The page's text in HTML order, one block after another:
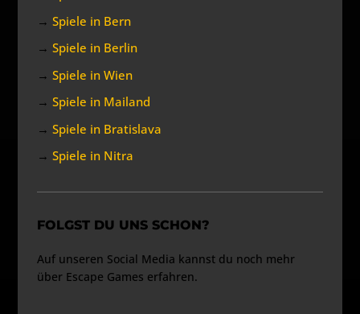
→Spiele in Bern
→Spiele in Berlin
→Spiele in Wien
→Spiele in Mailand
→Spiele in Bratislava
→Spiele in Nitra
FOLGST DU UNS SCHON?
Auf unseren Social Media kannst du noch mehr
über Escape Games erfahren.